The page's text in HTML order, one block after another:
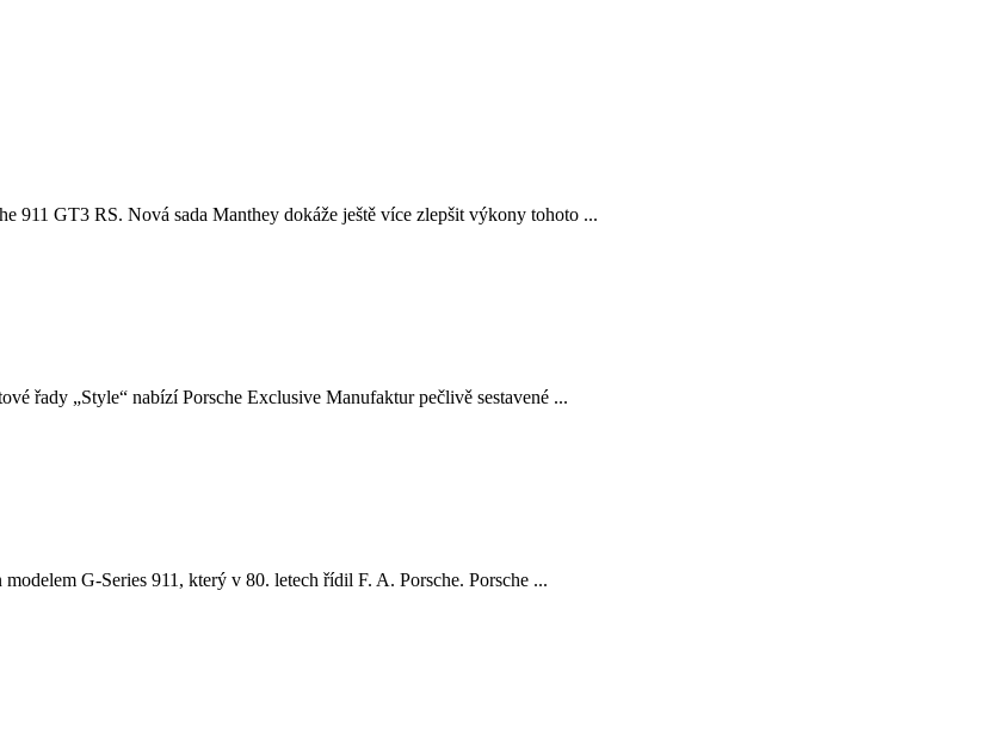
911 GT3 RS. Nová sada Manthey dokáže ještě více zlepšit výkony tohoto ...
řady „Style“ nabízí Porsche Exclusive Manufaktur pečlivě sestavené ...
G-Series 911, který v 80. letech řídil F. A. Porsche. Porsche ...